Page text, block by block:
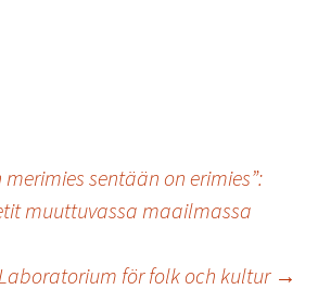
sentään on erimies”:
muuttuvassa maailmassa
för folk och kultur →